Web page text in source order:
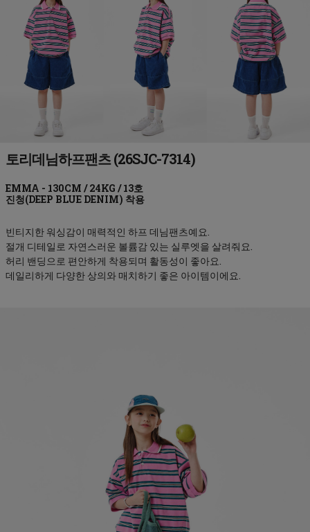
토리데님하프팬츠 (26SJC-7314)
진청(DEEP BLUE DENIM)
빈티지한 워싱감이 매력적인 하프 데님팬츠예요.
절개 디테일로 자연스러운 볼륨감 있는 실루엣을 살려줘요.
허리 밴딩으로 편안하게 착용되며 활동성이 좋아요.
데일리하게 다양한 상의와 매치하기 좋은 아이템이에요.